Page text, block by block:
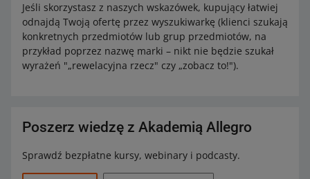
Jeśli skorzystasz z naszych wskazówek, kupujący łatwiej
odnajdą Twoją ofertę przez wyszukiwarkę (klienci szukają
konkretnych przedmiotów lub grup przedmiotów, na
przykład poprzez nazwę marki – nikt nie będzie szukał
wyrażeń "„rewelacyjna rzecz" czy „zobacz to!").
Poszerz wiedzę z Akademią Allegro
Sprawdź bezpłatne kursy, webinary i podcasty.